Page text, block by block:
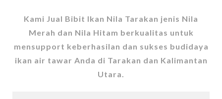
Kami Jual Bibit Ikan Nila Tarakan jenis Nila
Merah dan Nila Hitam berkualitas untuk
mensupport keberhasilan dan sukses budidaya
ikan air tawar Anda di Tarakan dan Kalimantan
Utara.